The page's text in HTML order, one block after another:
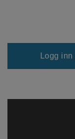
Logg